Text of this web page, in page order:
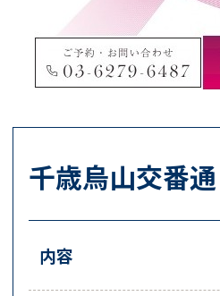
千歳烏山交番
内容